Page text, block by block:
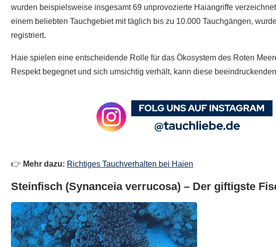
wurden beispielsweise insgesamt 69 unprovozierte Haiangriffe
einem beliebten Tauchgebiet mit täglich bis zu 10.000 Tauchgängen,
registriert. ​
Haie spielen eine entscheidende Rolle für das Ökosystem des Roten
Respekt begegnet und sich umsichtig verhält, kann diese
👉 Mehr dazu: Richtiges Tauchverhalten bei Haien
Steinfisch (Synanceia verrucosa) – Der giftigste